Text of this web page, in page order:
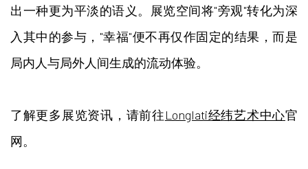
出一种更为平淡的语义。展览空间将"旁观"转化为深
入其中的参与，"幸福"便不再仅作固定的结果，而是
局内人与局外人间生成的流动体验。
了解更多展览资讯，请前往Longlati经纬艺术中心官
网。